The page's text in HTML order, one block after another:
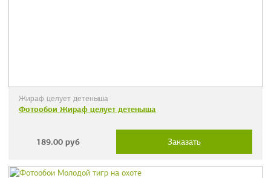
Жираф целует детеныша
Фотообои Жираф целует детеныша
189.00 руб Заказать